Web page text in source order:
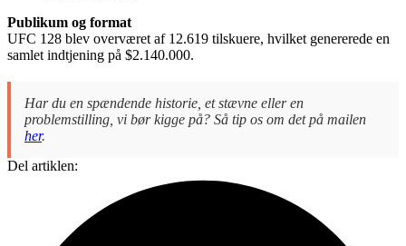
Publikum og format
UFC 128 blev overværet af 12.619 tilskuere, hvilket genererede en
samlet indtjening på $2.140.000.
Har du en spændende historie, et stævne eller en
problemstilling, vi bør kigge på? Så tip os om det på mailen
her.
Del artiklen: